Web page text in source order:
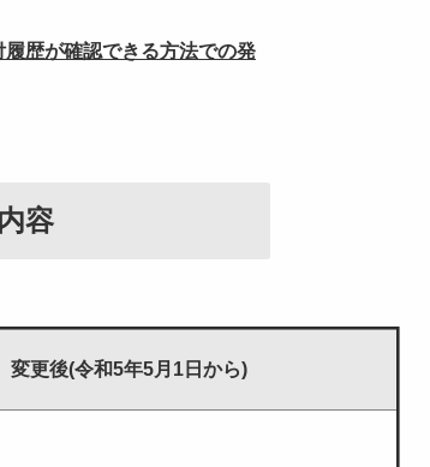
歴が確認できる方法での発
容
変更後(令和5年5月1日から)